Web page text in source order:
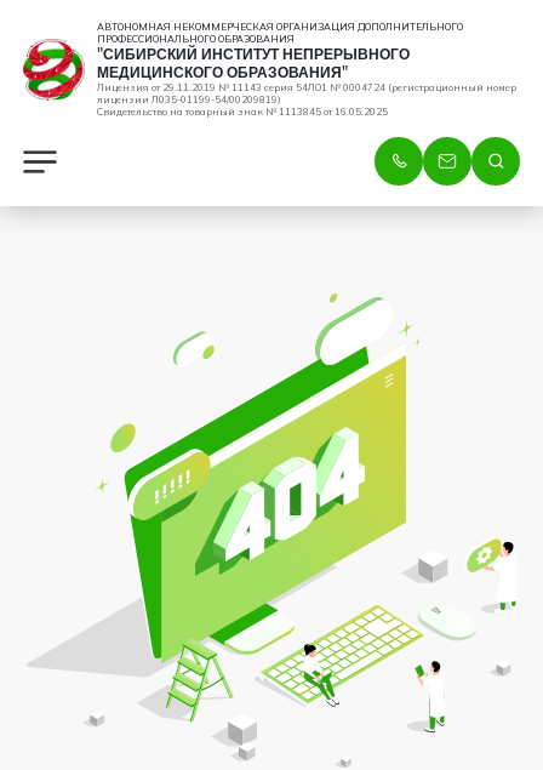
АВТОНОМНАЯ НЕКОММЕРЧЕСКАЯ ОРГАНИЗАЦИЯ ДОПОЛНИТЕЛЬНОГО
ПРОФЕССИОНАЛЬНОГО ОБРАЗОВАНИЯ
"СИБИРСКИЙ ИНСТИТУТ НЕПРЕРЫВНОГО
МЕДИЦИНСКОГО ОБРАЗОВАНИЯ"
Лицензия от 29.11.2019 № 11143 серия 54ЛО1 № 0004724 (регистрационный номер
лицензии Л035-01199-54/00209819)
Свидетельство на товарный знак № 1113845 от 16.05.2025